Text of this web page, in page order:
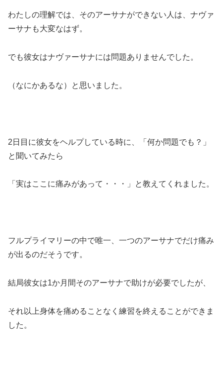
わたしの理解では、そのアーサナができない人は、ナヴァ
ーサナも大変なはず。
でも彼女はナヴァーサナには問題ありませんでした。
（なにかあるな）と思いました。
2日目に彼女をヘルプしている時に、「何か問題でも？」
と聞いてみたら
「実はここに痛みがあって・・・」と教えてくれました。
フルプライマリーの中で唯一、一つのアーサナでだけ痛み
が出るのだそうです。
結局彼女は1か月間そのアーサナで助けが必要でしたが、
それ以上身体を痛めることなく練習を終えることができま
した。